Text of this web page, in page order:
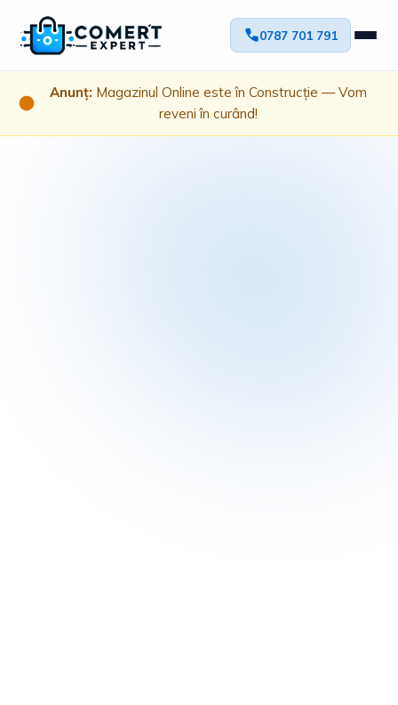
0787 701 791
Anunț: Magazinul Online este în Construcție — Vom
reveni în curând!